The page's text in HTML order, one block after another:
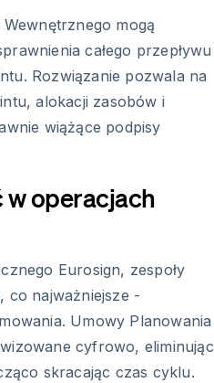
mogą
całego przepływu
Rozwiązanie pozwala na
alokacji zasobów i
wiążące podpisy
w operacjach
Eurosign, zespoły
co najważniejsze -
Umowy Planowania
cyfrowo, eliminując
skracając czas cyklu.